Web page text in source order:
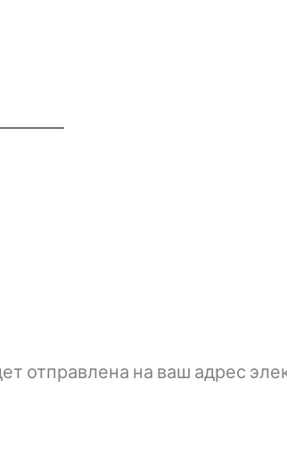
отправлена ​​на ваш адрес